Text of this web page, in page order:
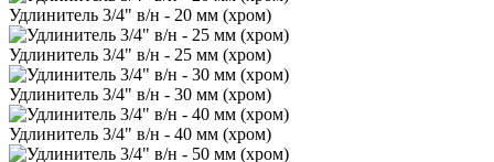
Удлинитель 3/4" в/н - 20 мм (хром)
Удлинитель 3/4" в/н - 25 мм (хром)
Удлинитель 3/4" в/н - 30 мм (хром)
Удлинитель 3/4" в/н - 40 мм (хром)